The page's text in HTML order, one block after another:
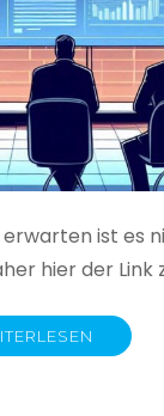
ist es
hier der Link